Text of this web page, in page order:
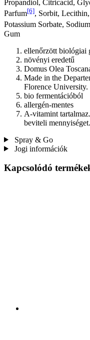
Propandiol, Citricacid,
Parfum[6], Sorbit,
Potassium Sorbate,
Gum
ellenőrzött biológiai
növényi eredetű
Domus Olea
Made in the
Florence University.
bio fermentációból
allergén-mentes
A-vitamint
beviteli mennyiséget.
Spray & Go
Jogi információk
Kapcsolódó